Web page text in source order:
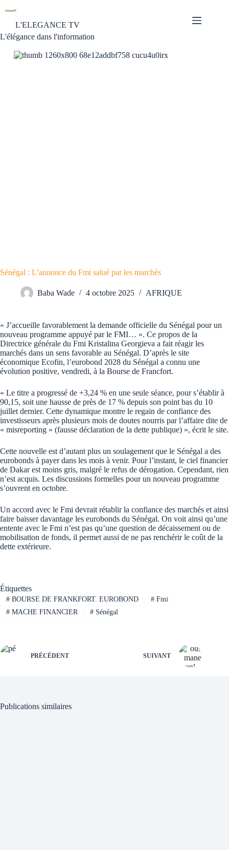
L'ELEGANCE TV
L'élégance dans l'information
Sénégal : L’annonce du Fmi salué par les marchés
Baba Wade 4 octobre 2025 AFRIQUE
« J’accueille favorablement la demande officielle du Sénégal pour un
nouveau programme appuyé par le FMI… ». Ce propos de la
Directrice générale du Fmi Kristalina Georgieva a fait réagir les
marchés dans un sens favorable au Sénégal. D’après le site
économique Ecofin, l’eurobond 2028 du Sénégal a connu une
évolution positive, vendredi, à la Bourse de Francfort.
« Le titre a progressé de +3,24 % en une seule séance, pour s’établir à
90,15, soit une hausse de près de 17 % depuis son point bas du 10
juillet dernier. Cette dynamique montre le regain de confiance des
investisseurs après plusieurs mois de doutes nourris par l’affaire dite de
« misreporting » (fausse déclaration de la dette publique) », écrit le site.
Cette nouvelle est d’autant plus un soulagement que le Sénégal a des
eurobonds à payer dans les mois à venir. Pour l’instant, le ciel financier
de Dakar est moins gris, malgré le refus de dérogation. Cependant, rien
n’est acquis. Les discussions formelles pour un nouveau programme
s’ouvrent en octobre.
Un accord avec le Fmi devrait rétablir la confiance des marchés et ainsi
faire baisser davantage les eurobonds du Sénégal. On voit ainsi qu’une
entente avec le Fmi n’est pas qu’une question de décaissement ou de
mobilisation de fonds, il permet aussi de ne pas renchérir le coût de la
dette extérieure.
Étiquettes
#BOURSE DE FRANKFORT. EUROBOND #Fmi
#MACHE FINANCIER #Sénégal
PRÉCÉDENT SUIVANT
Publications similaires